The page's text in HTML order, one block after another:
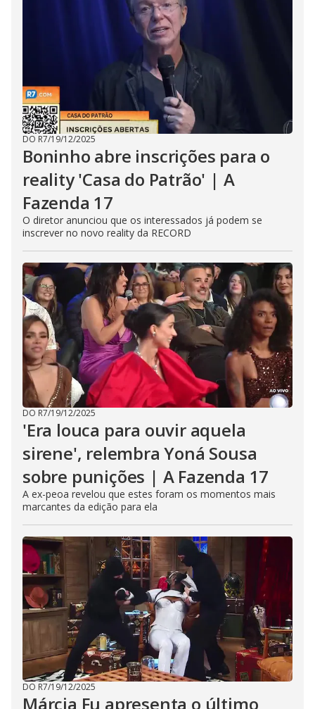
DO R7/19/12/2025
Boninho abre inscrições para o
reality 'Casa do Patrão' | A
Fazenda 17
O diretor anunciou que os interessados já podem se
inscrever no novo reality da RECORD
DO R7/19/12/2025
'Era louca para ouvir aquela
sirene', relembra Yoná Sousa
sobre punições | A Fazenda 17
A ex-peoa revelou que estes foram os momentos mais
marcantes da edição para ela
DO R7/19/12/2025
Márcia Fu apresenta o último